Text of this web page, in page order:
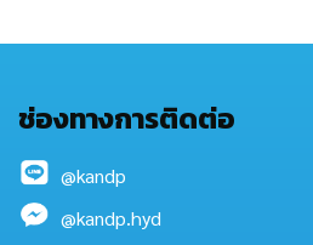
ช่องทางการติดต่อ
@kandp
@kandp.hyd